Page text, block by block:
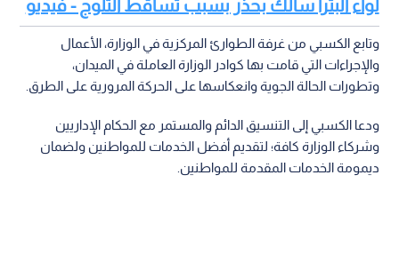
لواء البترا سالك بحذر بسبب تساقط الثلوج - فيديو
وتابع الكسبي من غرفة الطوارئ المركزية في الوزارة، الأعمال
والإجراءات التي قامت بها كوادر الوزارة العاملة في الميدان،
وتطورات الحالة الجوية وانعكاسها على الحركة المرورية على الطرق.
ودعا الكسبي إلى التنسيق الدائم والمستمر مع الحكام الإداريين
وشركاء الوزارة كافة؛ لتقديم أفضل الخدمات للمواطنين ولضمان
ديمومة الخدمات المقدمة للمواطنين.